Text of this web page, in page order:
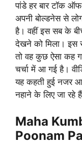
पांडे हर बार टॉक
अपनी बोल्डनेस से
है। वहीं इस सब के
देखने को मिला। इस
तो वह कुछ ऐसा कह
चर्चा में आ गई है।
यह कहती हुई नजर
नहाने के लिए जा रहे
Maha
Poonam